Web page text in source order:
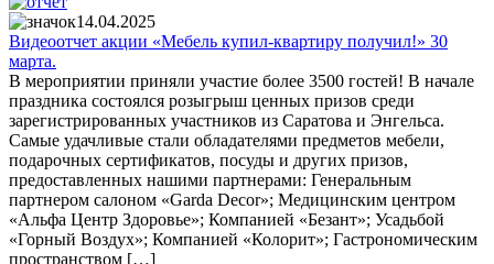
14.04.2025
Видеоотчет акции «Мебель купил-квартиру получил!» 30
марта.
В мероприятии приняли участие более 3500 гостей! В начале
праздника состоялся розыгрыш ценных призов среди
зарегистрированных участников из Саратова и Энгельса.
Самые удачливые стали обладателями предметов мебели,
подарочных сертификатов, посуды и других призов,
предоставленных нашими партнерами: Генеральным
партнером салоном «Garda Decor»; Медицинским центром
«Альфа Центр Здоровье»; Компанией «Безант»; Усадьбой
«Горный Воздух»; Компанией «Колорит»; Гастрономическим
пространством […]